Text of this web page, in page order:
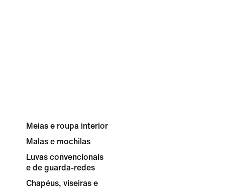
Meias e roupa interior
Malas e mochilas
Luvas convencionais
e de guarda-redes
Chapéus, viseiras e